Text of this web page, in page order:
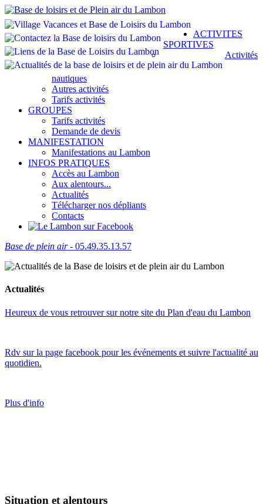
ACTIVITES
SPORTIVES
Activités
nautiques
Autres activités
Tarifs activités
GROUPES
Tarifs activités
Demande de devis
MANIFESTATION
Manifestations au Lambon
INFOS PRATIQUES
Accès au Lambon
Aux alentours...
Actualités
Télécharger nos dépliants
Contacts
Base de plein air- 05.49.35.13.57
Actualités
Heureux de vous retrouver sur notre site du Plan d'eau du Lambon
Rdv sur la page facebook pour les événements et suivre l'actualité au
quotidien.
Plus d'info
Situation et alentours